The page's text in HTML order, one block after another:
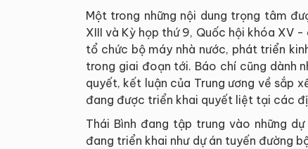
Một trong những nội dung trọng tâm
XIII và Kỳ họp thứ 9, Quốc hội khóa XV
tổ chức bộ máy nhà nước, phát triển
trong giai đoạn tới. Báo chí cũng dành
quyết, kết luận của Trung ương về sắp
đang được triển khai quyết liệt tại các
Thái Bình đang tập trung vào những
đang triển khai như dự án tuyến đường